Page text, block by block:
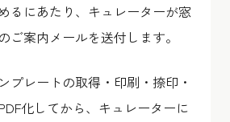
るにあたり、キュレーターが窓
ご案内メールを送付します。
プレートの取得・印刷・捺印・
化してから、キュレーターに